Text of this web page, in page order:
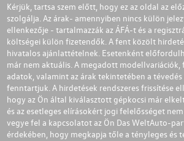
Kérjük, tartsa szem előtt, hogy ez az oldal az
szolgálja. Az árak- amennyiben nincs külön
ellenkezője - tartalmazzák az ÁFÁ-t és a
költségei külön fizetendők. A fent közölt
hivatalos ajánlattételnek. Esetenként
már nem aktuális. A megadott modellvariációk,
adatok, valamint az árak tekintetében a
fenntartjuk. A hirdetések rendszeres frissítése
hogy az Ön által kiválasztott gépkocsi már
és az esetleges elírásokért jogi felelősséget
vegye fel a kapcsolatot az Ön Das WeltAuto-
érdekében, hogy megkapja tőle a tényleges és